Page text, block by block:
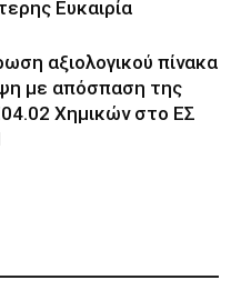
Ευκαιρία
αξιολογικού πίνακα
με απόσπαση της
Χημικών στο ΕΣ